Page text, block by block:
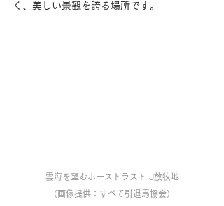
く、美しい景観を誇る場所です。
雲海を望むホーストラスト J放牧地
（画像提供：すべて引退馬協会）